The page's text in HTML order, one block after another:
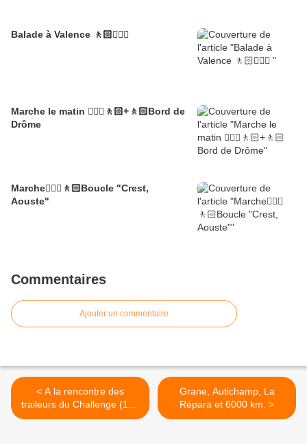
Balade à Valence 🚶🏻🚶🏼‍♂️
Marche le matin 🚶🏼‍♂️🚶🏻+🚶🏻Bord de
Drôme
Marche🚶🏼‍♂️🚶🏻Boucle "Crest,
Aouste"
Commentaires
Ajouter un commentaire
< A la rencontre des
traileurs du Challenge (103
km)
Grane, Autichamp, La
Répara et 6000 km. >